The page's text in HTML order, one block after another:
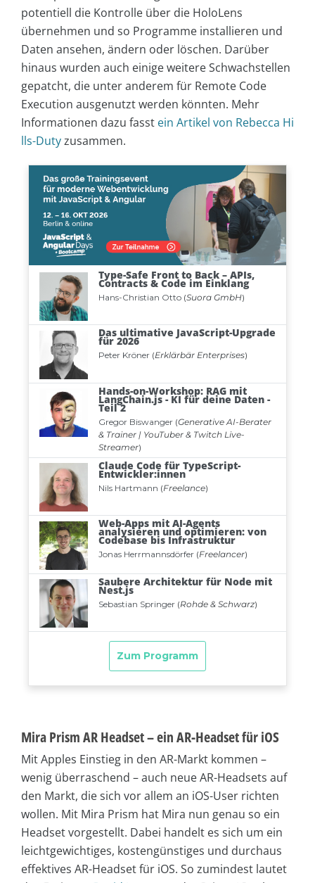
potentiell die Kontrolle über die HoloLens
übernehmen und so Programme installieren und
Daten ansehen, ändern oder löschen. Darüber
hinaus wurden auch einige weitere Schwachstellen
gepatcht, die unter anderem für Remote Code
Execution ausgenutzt werden könnten. Mehr
Informationen dazu fasst ein Artikel von Rebecca Hi
lls-Dutyzusammen.
Mira Prism AR Headset – ein AR-Headset für iOS
Mit Apples Einstieg in den AR-Markt kommen –
wenig überraschend – auch neue AR-Headsets auf
den Markt, die sich vor allem an iOS-User richten
wollen. Mit Mira Prism hat Mira nun genau so ein
Headset vorgestellt. Dabei handelt es sich um ein
leichtgewichtiges, kostengünstiges und durchaus
effektives AR-Headset für iOS. So zumindest lautet